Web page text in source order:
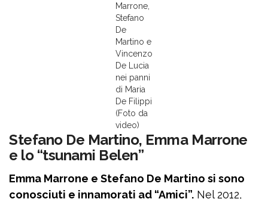
Marrone,
Stefano
De
Martino e
Vincenzo
De Lucia
nei panni
di Maria
De Filippi
(Foto da
video)
Stefano De Martino, Emma Marrone
e lo “tsunami Belen”
Emma Marrone e Stefano De Martino si sono
conosciuti e innamorati ad “Amici”. Nel 2012,